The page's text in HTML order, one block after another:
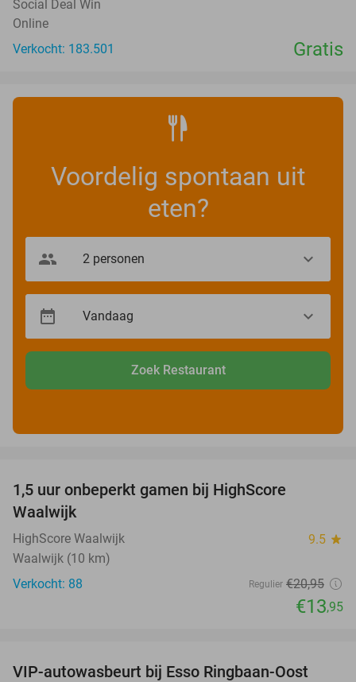
Social Deal Win
Online
Verkocht: 183.501
Gratis
Voordelig spontaan uit
eten?
Zoek Restaurant
1,5 uur onbeperkt gamen bij HighScore
Waalwijk
HighScore Waalwijk 9.5 star
Waalwijk (10 km)
Verkocht: 88
Regulier €20,95
€13,95
VIP-autowasbeurt bij Esso Ringbaan-Oost